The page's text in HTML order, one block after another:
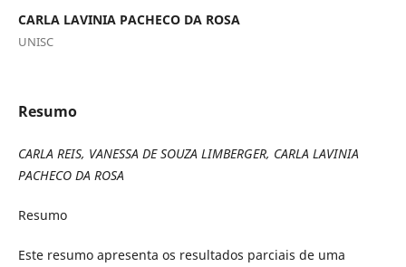
CARLA LAVINIA PACHECO DA ROSA
UNISC
Resumo
CARLA REIS, VANESSA DE SOUZA LIMBERGER, CARLA LAVINIA
PACHECO DA ROSA
Resumo
Este resumo apresenta os resultados parciais de uma